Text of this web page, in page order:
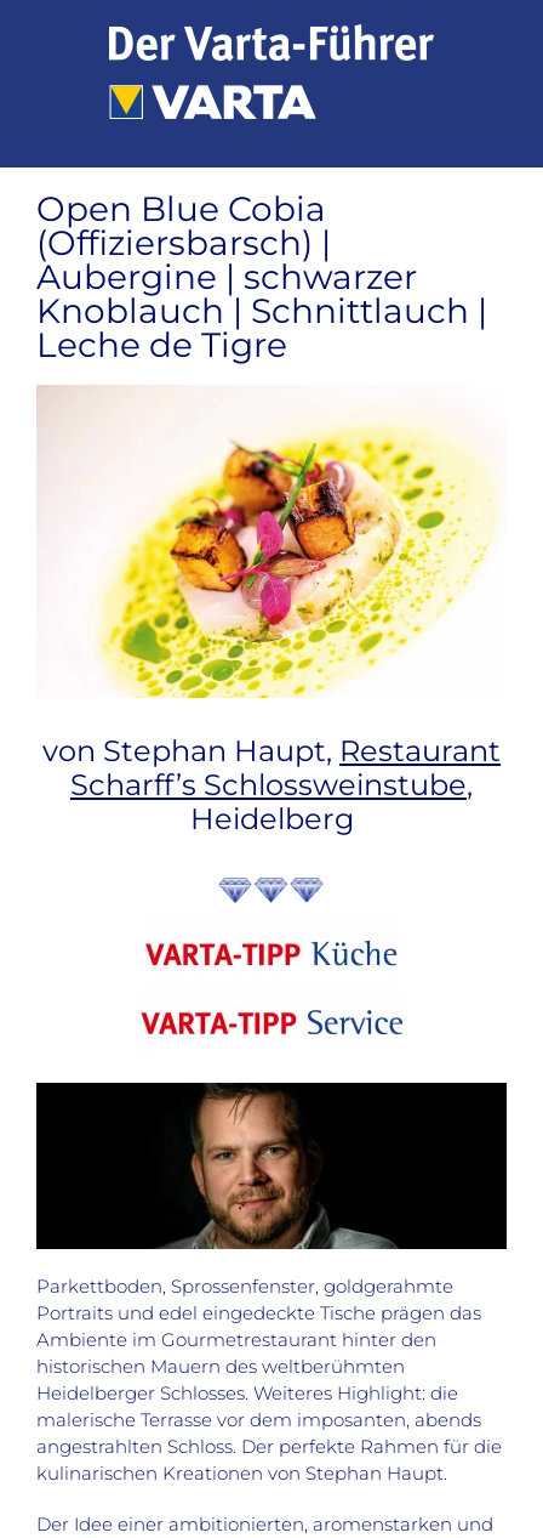
Open Blue Cobia
(Offiziersbarsch) |
Aubergine | schwarzer
Knoblauch | Schnittlauch |
Leche de Tigre
von Stephan Haupt, Restaurant
Scharff’s Schlossweinstube,
Heidelberg
Parkettboden, Sprossenfenster, goldgerahmte
Portraits und edel eingedeckte Tische prägen das
Ambiente im Gourmetrestaurant hinter den
historischen Mauern des weltberühmten
Heidelberger Schlosses. Weiteres Highlight: die
malerische Terrasse vor dem imposanten, abends
angestrahlten Schloss. Der perfekte Rahmen für die
kulinarischen Kreationen von Stephan Haupt.
Der Idee einer ambitionierten, aromenstarken und